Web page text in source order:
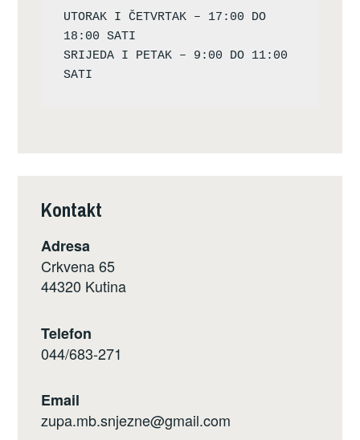
UTORAK I ČETVRTAK – 17:00 DO
18:00 SATI
SRIJEDA I PETAK – 9:00 DO 11:00
Kontakt
Adresa
Crkvena 65
44320 Kutina
Telefon
044/683-271
Email
zupa.mb.snjezne@gmail.com